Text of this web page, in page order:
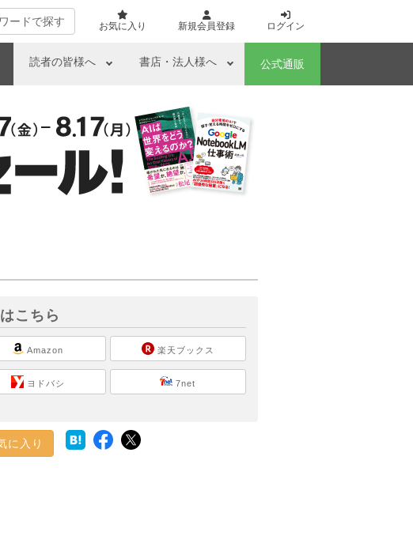
ードで探す お気に入り 新規会員登録 ログイン
読者の皆様へ 書店・法人様へ 公式通販
こちら
Amazon
ヨドバシ
楽天ブックス
7net
に入り